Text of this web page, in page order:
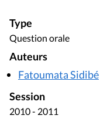
Type
Question orale
Auteurs
Fatoumata Sidibé
Session
2010 - 2011